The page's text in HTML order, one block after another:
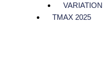
VARIATION
TMAX 2025